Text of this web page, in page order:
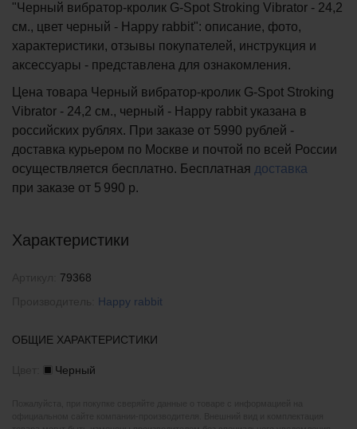
"Черный вибратор-кролик G-Spot Stroking Vibrator - 24,2
см., цвет черный - Happy rabbit": описание, фото,
характеристики, отзывы покупателей, инструкция и
аксессуары - представлена для ознакомления.
Цена товара Черный вибратор-кролик G-Spot Stroking
Vibrator - 24,2 см., черный - Happy rabbit указана в
российских рублях. При заказе от 5990 рублей -
доставка курьером по Москве и почтой по всей России
осуществляется бесплатно. Бесплатная доставка
при заказе от 5 990 р.
Характеристики
79368
Happy rabbit
ОБЩИЕ ХАРАКТЕРИСТИКИ
Черный